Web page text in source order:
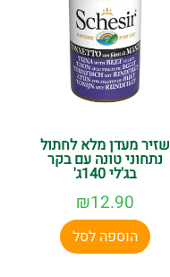
שזיר מעדן מלא לחתול
נתחוני טונה עם בקר
בג'לי 140ג'
₪12.90
הוספה לסל